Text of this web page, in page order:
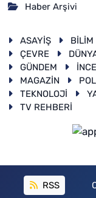
Haber Arşivi
ASAYİŞ BİLİM
ÇEVRE
GÜNDEM
MAGAZİN
TEKNOLOJİ
TV REHBERİ
RSS